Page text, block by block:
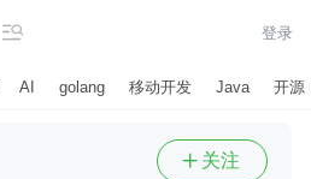
 登录
AI golang 移动开发 Java 开源
 关注